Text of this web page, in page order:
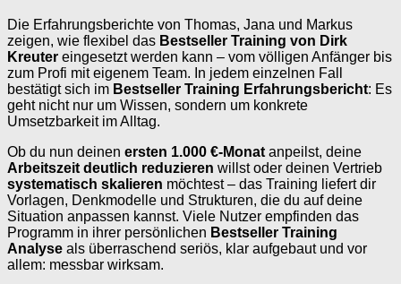
Die Erfahrungsberichte von Thomas, Jana und Markus
zeigen, wie flexibel das Bestseller Training von Dirk
Kreuter eingesetzt werden kann – vom völligen Anfänger bis
zum Profi mit eigenem Team. In jedem einzelnen Fall
bestätigt sich im Bestseller Training Erfahrungsbericht: Es
geht nicht nur um Wissen, sondern um konkrete
Umsetzbarkeit im Alltag.
Ob du nun deinen ersten 1.000 €-Monat anpeilst, deine
Arbeitszeit deutlich reduzieren willst oder deinen Vertrieb
systematisch skalieren möchtest – das Training liefert dir
Vorlagen, Denkmodelle und Strukturen, die du auf deine
Situation anpassen kannst. Viele Nutzer empfinden das
Programm in ihrer persönlichen Bestseller Training
Analyse als überraschend seriös, klar aufgebaut und vor
allem: messbar wirksam.